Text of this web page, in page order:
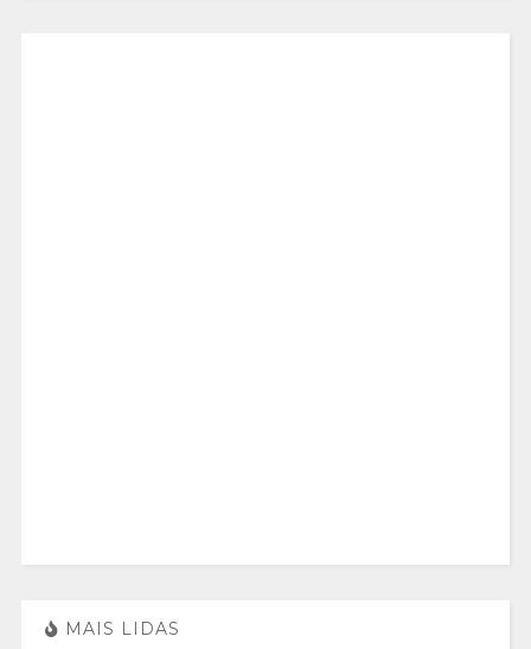
MAIS LIDAS